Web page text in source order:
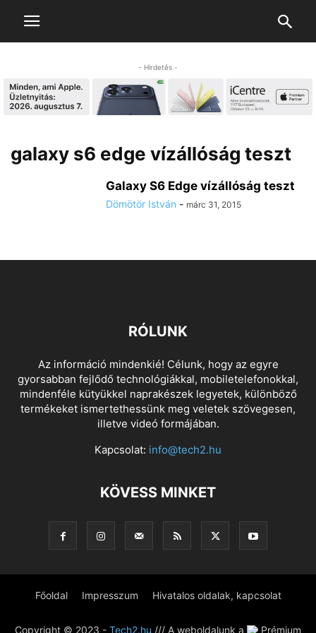
- Hirdetés -
galaxy s6 edge vízállóság teszt
Galaxy S6 Edge vízállóság teszt
Dömötör István - márc 31, 2015
RÓLUNK
Az információ mindenkié! Célunk, hogy az egyre
gyorsabban fejlődő technológiákkal, mobiletelefonokkal,
mindenféle kütyükkel naprakészek legyetek, különböző
termékeket ismertethessünk meg veletek szövegesen,
illetve videó formájában.
Kapcsolat: info@tech2.hu
KÖVESS MINKET
Főoldal Impresszum Hivatalos oldalak, kapcsolat
Copyright © 2023 - Tech2.hu /// A weboldalunk a Prémium